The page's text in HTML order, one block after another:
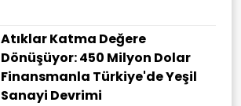
Atıklar Katma Değere
Dönüşüyor: 450 Milyon Dolar
Finansmanla Türkiye'de Yeşil
Sanayi Devrimi